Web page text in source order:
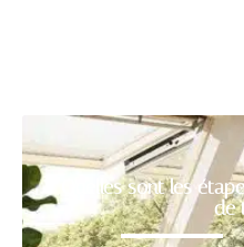
Quelles sont les
de